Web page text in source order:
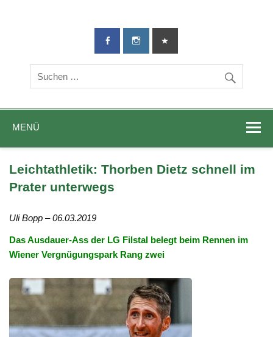
TG-Geislingen
DIE Sportadresse in Geislingen!
MENÜ
Leichtathletik: Thorben Dietz schnell im
Prater unterwegs
Uli Bopp – 06.03.2019
Das Ausdauer-Ass der LG Filstal belegt beim Rennen im
Wiener Vergnügungspark Rang zwei